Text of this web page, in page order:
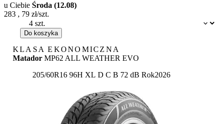
Dostępność:
u Ciebie Środa (12.08)
283 , 79 zł/szt.
Do koszyka
KLASA EKONOMICZNA
Matador MP62 ALL WEATHER EVO
205/60R16 96H XL Etykieta:
D C B 72 dB Rok2026